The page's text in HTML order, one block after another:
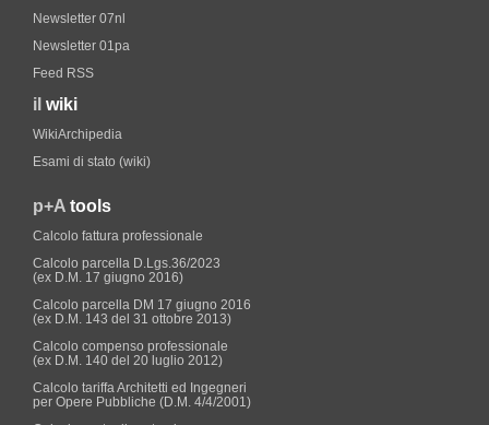
Newsletter 07nl
Newsletter 01pa
Feed RSS
il wiki
WikiArchipedia
Esami di stato (wiki)
p+A tools
Calcolo fattura professionale
Calcolo parcella D.Lgs.36/2023
(ex D.M. 17 giugno 2016)
Calcolo parcella DM 17 giugno 2016
(ex D.M. 143 del 31 ottobre 2013)
Calcolo compenso professionale
(ex D.M. 140 del 20 luglio 2012)
Calcolo tariffa Architetti ed Ingegneri
per Opere Pubbliche (D.M. 4/4/2001)